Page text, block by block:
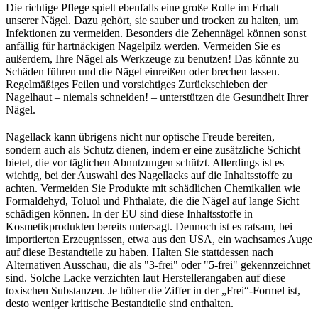
Die richtige Pflege spielt ebenfalls eine große Rolle im Erhalt
unserer Nägel. Dazu gehört, sie sauber und trocken zu halten, um
Infektionen zu vermeiden. Besonders die Zehennägel können sonst
anfällig für hartnäckigen Nagelpilz werden. Vermeiden Sie es
außerdem, Ihre Nägel als Werkzeuge zu benutzen! Das könnte zu
Schäden führen und die Nägel einreißen oder brechen lassen.
Regelmäßiges Feilen und vorsichtiges Zurückschieben der
Nagelhaut – niemals schneiden! – unterstützen die Gesundheit Ihrer
Nägel.
Nagellack kann übrigens nicht nur optische Freude bereiten,
sondern auch als Schutz dienen, indem er eine zusätzliche Schicht
bietet, die vor täglichen Abnutzungen schützt. Allerdings ist es
wichtig, bei der Auswahl des Nagellacks auf die Inhaltsstoffe zu
achten. Vermeiden Sie Produkte mit schädlichen Chemikalien wie
Formaldehyd, Toluol und Phthalate, die die Nägel auf lange Sicht
schädigen können. In der EU sind diese Inhaltsstoffe in
Kosmetikprodukten bereits untersagt. Dennoch ist es ratsam, bei
importierten Erzeugnissen, etwa aus den USA, ein wachsames Auge
auf diese Bestandteile zu haben. Halten Sie stattdessen nach
Alternativen Ausschau, die als "3-frei" oder "5-frei" gekennzeichnet
sind. Solche Lacke verzichten laut Herstellerangaben auf diese
toxischen Substanzen. Je höher die Ziffer in der „Frei“-Formel ist,
desto weniger kritische Bestandteile sind enthalten.